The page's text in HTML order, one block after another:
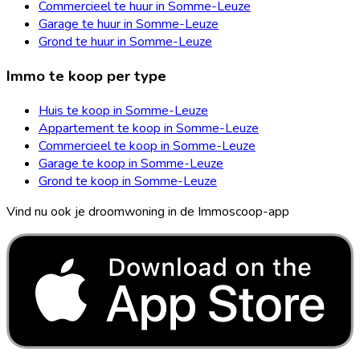
Commercieel te huur in Somme-Leuze
Garage te huur in Somme-Leuze
Grond te huur in Somme-Leuze
Immo te koop per type
Huis te koop in Somme-Leuze
Appartement te koop in Somme-Leuze
Commercieel te koop in Somme-Leuze
Garage te koop in Somme-Leuze
Grond te koop in Somme-Leuze
Vind nu ook je droomwoning in de Immoscoop-app